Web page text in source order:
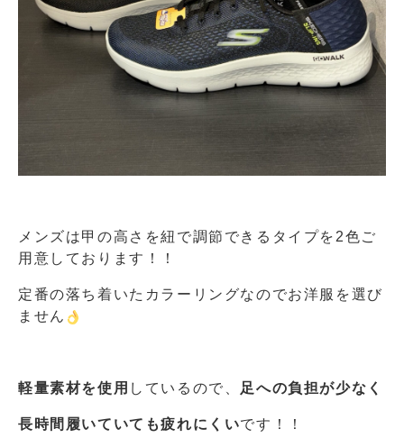
メンズは甲の高さを紐で調節できるタイプを2色ご
用意しております！！
定番の落ち着いたカラーリングなのでお洋服を選び
ません
軽量素材を使用 しているので、 足への負担が少なく
長時間履いていても疲れにくいです！！